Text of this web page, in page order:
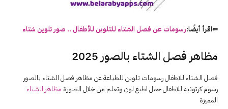
⇐اقرأ أيضًا:رسومات عن فصل الشتاء للتلوين للأطفال .. صور تلوين شتاء
مظاهر فصل الشتاء بالصور 2025
فصل الشتاء للاطفال رسومات تلوين للطباعة عن مظاهر فصل الشتاء بالصور
رسوم كرتونية للاطفال حمل اطبع لون وتعلم من خلال الصورة مظاهر الشتاء
المميزة